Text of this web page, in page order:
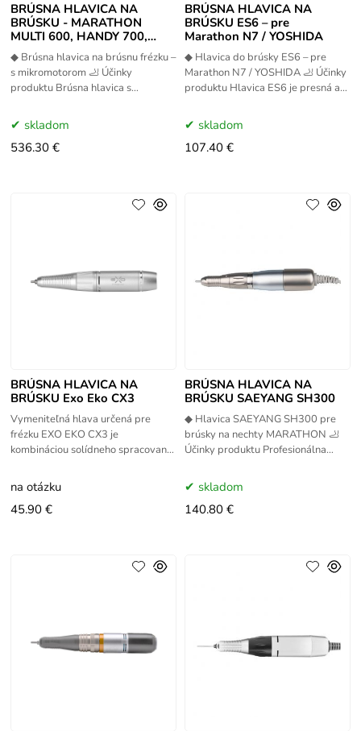
BRÚSNA HLAVICA NA
BRÚSKU - MARATHON
MULTI 600, HANDY 700,
HANDY ECO
◆ Brúsna hlavica na brúsnu frézku –
s mikromotorom 🦶 Účinky
produktu Brúsna hlavica s
zabezpečuje mimoriadne plynulý,
tichý a
skladom
536.30 €
BRÚSNA HLAVICA NA
BRÚSKU ES6 – pre
Marathon N7 / YOSHIDA
◆ Hlavica do brúsky ES6 – pre
Marathon N7 / YOSHIDA 🦶 Účinky
produktu Hlavica ES6 je presná a
určená pre brúsne
skladom
107.40 €
BRÚSNA HLAVICA NA
BRÚSKU Exo Eko CX3
Vymeniteľná hlava určená pre
frézku EXO EKO CX3 je
kombináciou solídneho spracovania
dobre vyvážená konštrukcia
na otázku
45.90 €
BRÚSNA HLAVICA NA
BRÚSKU SAEYANG SH300
◆ Hlavica SAEYANG SH300 pre
brúsky na nechty MARATHON 🦶
Účinky produktu Profesionálna
výkonný nástavec určený pre
brúsky
skladom
140.80 €